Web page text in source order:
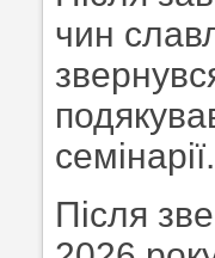
чин
семінарії.
Після